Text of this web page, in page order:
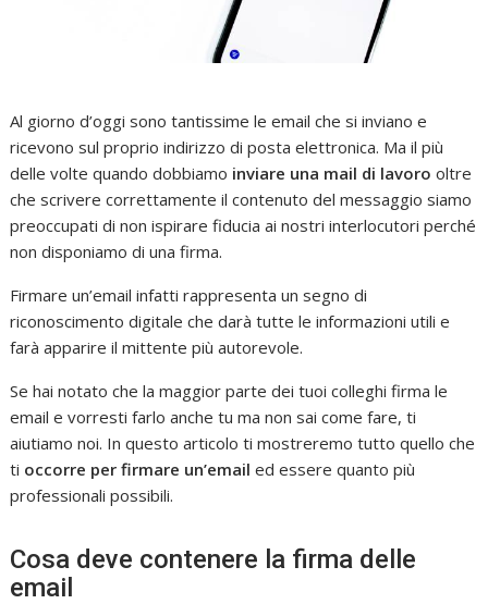
Al giorno d’oggi sono tantissime le email che si inviano e
ricevono sul proprio indirizzo di posta elettronica. Ma il più
delle volte quando dobbiamo inviare una mail di lavorooltre
che scrivere correttamente il contenuto del messaggio siamo
preoccupati di non ispirare fiducia ai nostri interlocutori perché
non disponiamo di una firma.
Firmare un’email infatti rappresenta un segno di
riconoscimento digitale che darà tutte le informazioni utili e
farà apparire il mittente più autorevole.
Se hai notato che la maggior parte dei tuoi colleghi firma le
email e vorresti farlo anche tu ma non sai come fare, ti
aiutiamo noi. In questo articolo ti mostreremo tutto quello che
ti occorre per firmare un’emailed essere quanto più
professionali possibili.
Cosa deve contenere la firma delle
email